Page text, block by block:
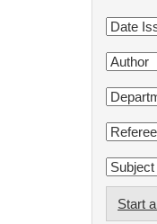
Start